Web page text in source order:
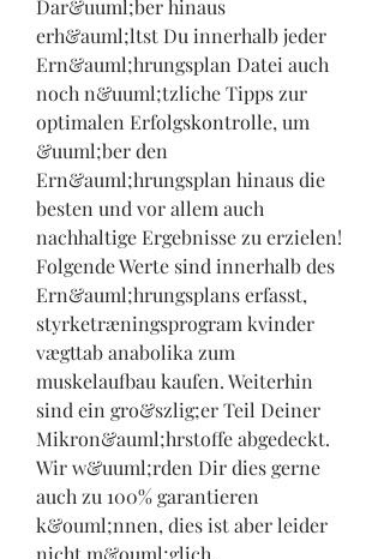
Dar&uuml;ber hinaus
erh&auml;ltst Du innerhalb jeder
Ern&auml;hrungsplan Datei auch
noch n&uuml;tzliche Tipps zur
optimalen Erfolgskontrolle, um
&uuml;ber den
Ern&auml;hrungsplan hinaus die
besten und vor allem auch
nachhaltige Ergebnisse zu erzielen!
Folgende Werte sind innerhalb des
Ern&auml;hrungsplans erfasst,
styrketræningsprogram kvinder
vægttab anabolika zum
muskelaufbau kaufen. Weiterhin
sind ein gro&szlig;er Teil Deiner
Mikron&auml;hrstoffe abgedeckt.
Wir w&uuml;rden Dir dies gerne
auch zu 100% garantieren
k&ouml;nnen, dies ist aber leider
nicht m&ouml;glich.